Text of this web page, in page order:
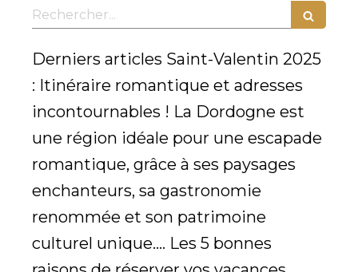
Rechercher
Derniers articles Saint-Valentin 2025
: Itinéraire romantique et adresses
incontournables ! La Dordogne est
une région idéale pour une escapade
romantique, grâce à ses paysages
enchanteurs, sa gastronomie
renommée et son patrimoine
culturel unique.... Les 5 bonnes